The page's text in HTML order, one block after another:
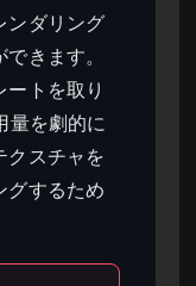
ンダリング
きます。
トを取り
量を劇的に
クスチャを
グするため